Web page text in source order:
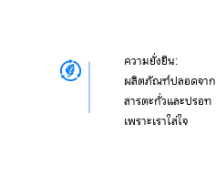
ความยั่งยืน:
ผลิตภัณฑ์ปลอดจาก
สารตะกั่วและปรอท
เพราะเราใส่ใจ